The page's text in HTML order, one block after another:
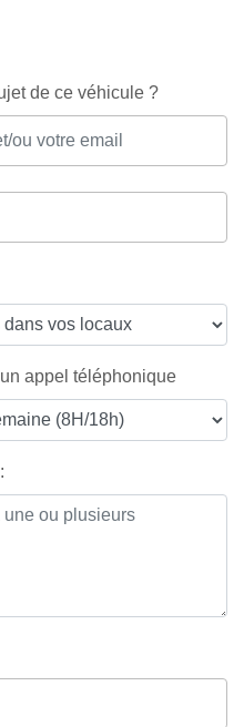
de ce véhicule ?
appel téléphonique